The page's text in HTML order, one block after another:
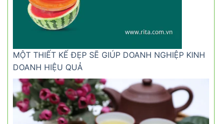
MỘT THIẾT KẾ ĐẸP SẼ GIÚP DOANH NGHIỆP KINH
DOANH HIỆU QUẢ